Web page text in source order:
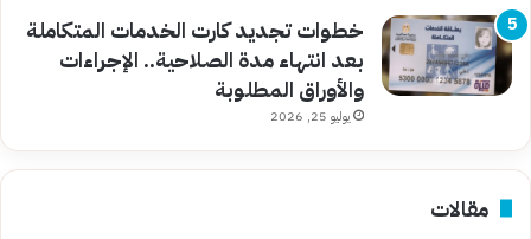
خطوات تجديد كارت الخدمات المتكاملة
بعد انتهاء مدة الصلاحية.. الإجراءات
والأوراق المطلوبة
يوليو 25, 2026
مقالات